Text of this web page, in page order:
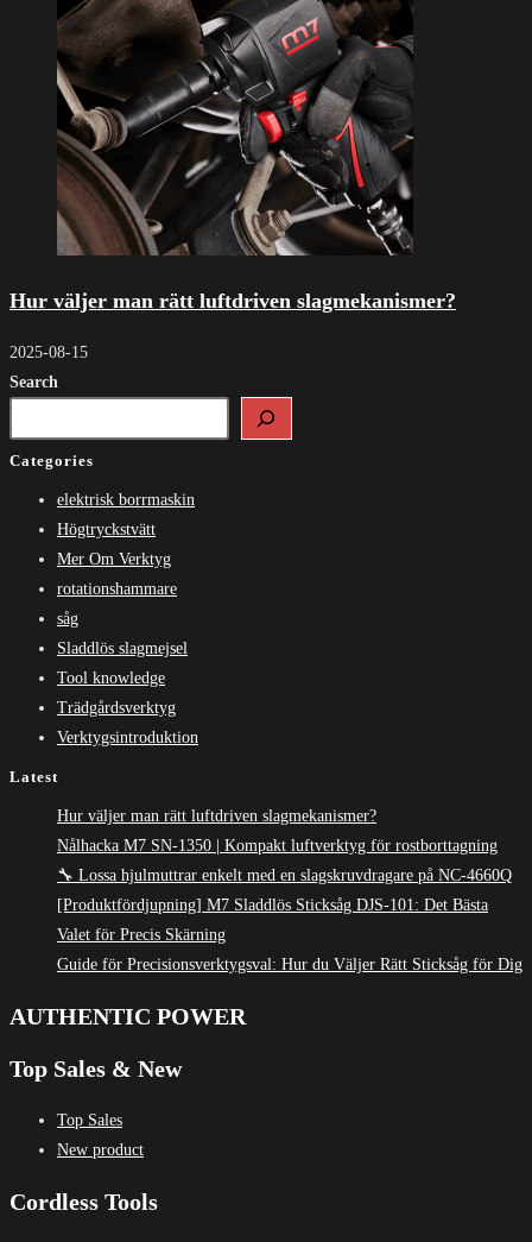
Hur väljer man rätt luftdriven slagmekanismer?
2025-08-15
Search
Categories
elektrisk borrmaskin
Högtryckstvätt
Mer Om Verktyg
rotationshammare
såg
Sladdlös slagmejsel
Tool knowledge
Trädgårdsverktyg
Verktygsintroduktion
Latest
Hur väljer man rätt luftdriven slagmekanismer?
Nålhacka M7 SN-1350 | Kompakt luftverktyg för rostborttagning
🔧 Lossa hjulmuttrar enkelt med en slagskruvdragare på NC-4660Q
[Produktfördjupning] M7 Sladdlös Sticksåg DJS-101: Det Bästa
Valet för Precis Skärning
Guide för Precisionsverktygsval: Hur du Väljer Rätt Sticksåg för Dig
AUTHENTIC POWER
Top Sales & New
Top Sales
New product
Cordless Tools